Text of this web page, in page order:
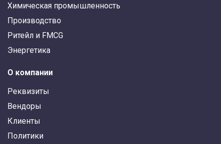
Химическая промышленность
Производство
Ритейл и FMCG
Энергетика
О компании
Реквизиты
Вендоры
Клиенты
Политики